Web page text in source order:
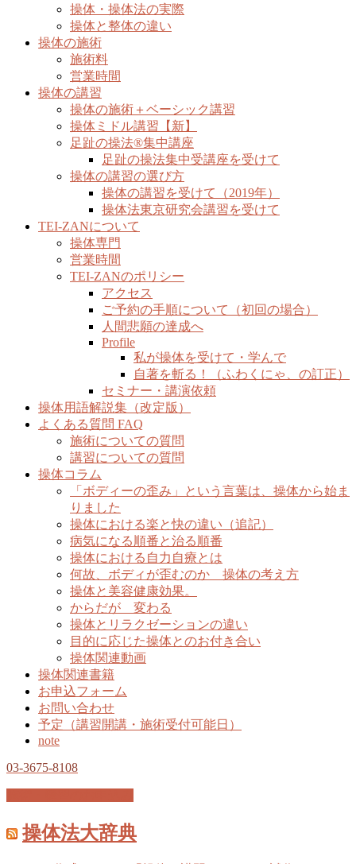
操体・操体法の実際
操体と整体の違い
操体の施術
施術料
営業時間
操体の講習
操体の施術＋ベーシック講習
操体ミドル講習【新】
足趾の操法®集中講座
足趾の操法集中受講座を受けて
操体の講習の選び方
操体の講習を受けて（2019年）
操体法東京研究会講習を受けて
TEI-ZANについて
操体専門
営業時間
TEI-ZANのポリシー
アクセス
ご予約の手順について（初回の場合）
人間悲願の達成へ
Profile
私が操体を受けて・学んで
自著を斬る！（ふわくにゃ、の訂正）
セミナー・講演依頼
操体用語解説集（改定版）
よくある質問 FAQ
施術についての質問
講習についての質問
操体コラム
「ボディーの歪み」という言葉は、操体から始ま
りました
操体における楽と快の違い（追記）
病気になる順番と治る順番
操体における自力自療とは
何故、ボディが歪むのか 操体の考え方
操体と美容健康効果。
からだが 変わる
操体とリラクゼーションの違い
目的に応じた操体とのお付き合い
操体関連動画
操体関連書籍
お申込フォーム
お問い合わせ
予定（講習開講・施術受付可能日）
note
03-3675-8108
操体法大辞典